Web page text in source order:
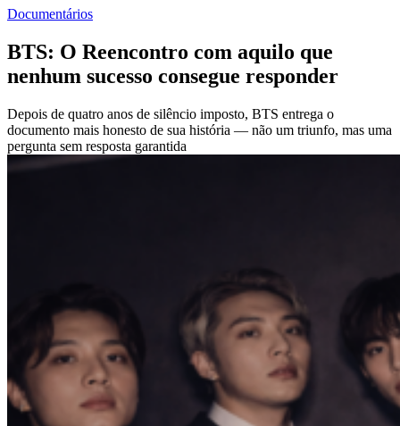
Documentários
BTS: O Reencontro com aquilo que
nenhum sucesso consegue responder
Depois de quatro anos de silêncio imposto, BTS entrega o
documento mais honesto de sua história — não um triunfo, mas uma
pergunta sem resposta garantida